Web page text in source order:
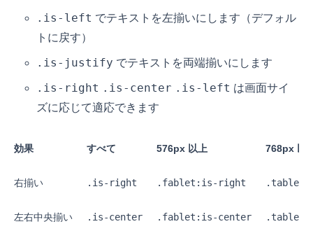
.is-left でテキストを左揃いにします（デフォル
トに戻す）
.is-justify でテキストを両端揃いにします
.is-right .is-center .is-left は画面サイ
ズに応じて適応できます
効果 すべて 576px 以上 768px 以
右揃い .is-right .fablet:is-right
左右中央揃い .is-center .fablet:is-center